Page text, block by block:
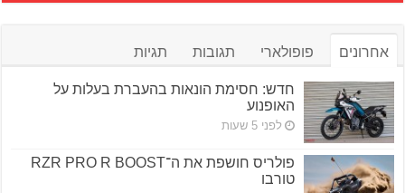
אחרונים פופולארי תגובות תגיות
חדש: חסימת הונאות בהעברת בעלות על
האופנוע
לפני 5 שעות
פולריס חושפת את ה־RZR PRO R BOOST
טורבו